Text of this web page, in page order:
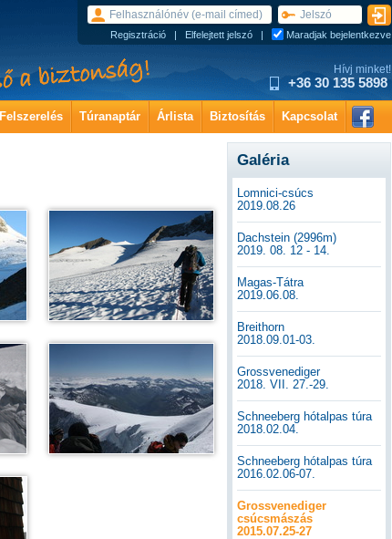
Hívj minket!
+36 30 135 5898
Regisztráció | Elfelejtett jelszó | Maradjak bejelentkezve
Felszerelés Túranaptár Árlista Biztosítás Kapcsolat
Galéria
Lomnici-csúcs
2019.08.26
Dachstein (2996m)
2019. 08. 12 - 14.
Magas-Tátra
2019.06.08.
Breithorn
2018.09.01-03.
Grossvenediger
2018. VII. 27.-29.
Schneeberg hótalpas túra
2018.02.04.
Schneeberg hótalpas túra
2016.02.06-07.
Grossvenediger
csúcsmászás
2015.07.25-27